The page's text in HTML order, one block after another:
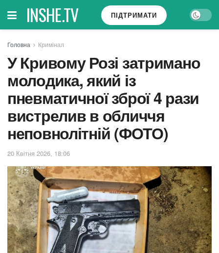
INSHE.TV ПІДТРИМАТИ
Головна Кримінал
У Кривому Розі затримано
молодика, який із
пневматичної зброї 4 рази
вистрелив в обличчя
неповнолітній (ФОТО)
20 Квітня 2026, 18:06